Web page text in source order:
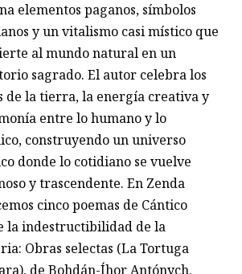
elementos paganos, símbolos
y un vitalismo casi místico que
al mundo natural en un
sagrado. El autor celebra los
de la tierra, la energía creativa y
entre lo humano y lo
construyendo un universo
donde lo cotidiano se vuelve
y trascendente. En Zenda
cinco poemas de Cántico
la indestructibilidad de la
Obras selectas (La Tortuga
de Bohdán-Íhor Antónych.